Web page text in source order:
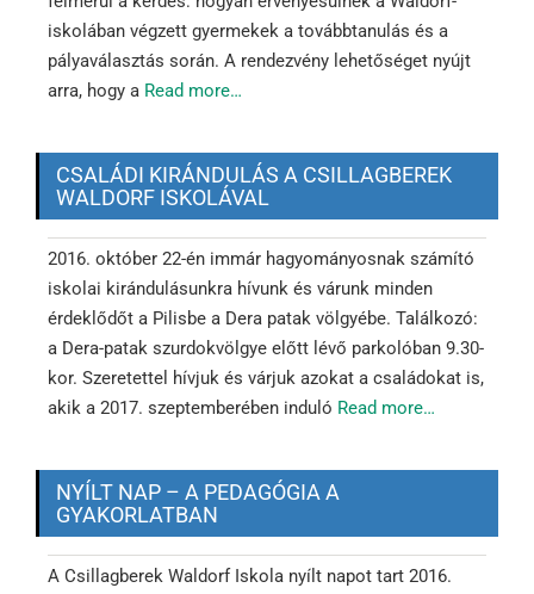
iskolában végzett gyermekek a továbbtanulás és a
pályaválasztás során. A rendezvény lehetőséget nyújt
arra, hogy a Read more…
CSALÁDI KIRÁNDULÁS A CSILLAGBEREK
WALDORF ISKOLÁVAL
2016. október 22-én immár hagyományosnak számító
iskolai kirándulásunkra hívunk és várunk minden
érdeklődőt a Pilisbe a Dera patak völgyébe. Találkozó:
a Dera-patak szurdokvölgye előtt lévő parkolóban 9.30-
kor. Szeretettel hívjuk és várjuk azokat a családokat is,
akik a 2017. szeptemberében induló Read more…
NYÍLT NAP – A PEDAGÓGIA A
GYAKORLATBAN
A Csillagberek Waldorf Iskola nyílt napot tart 2016.